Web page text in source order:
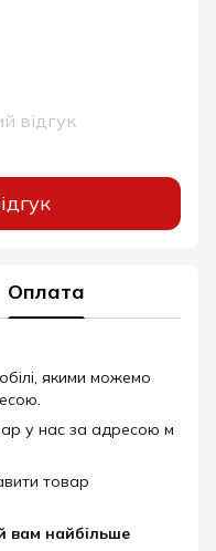
відгук
Оплата
якими можемо
у нас за адресою м
товар
вам найбільше